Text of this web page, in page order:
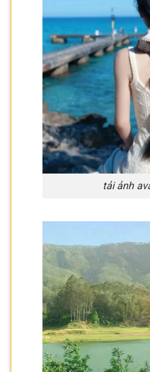
tải ảnh